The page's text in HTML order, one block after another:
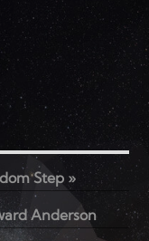
Step »
Anderson